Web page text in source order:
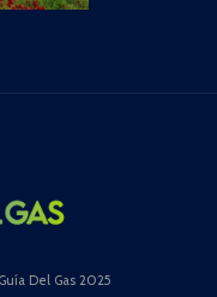
Del Gas 2025